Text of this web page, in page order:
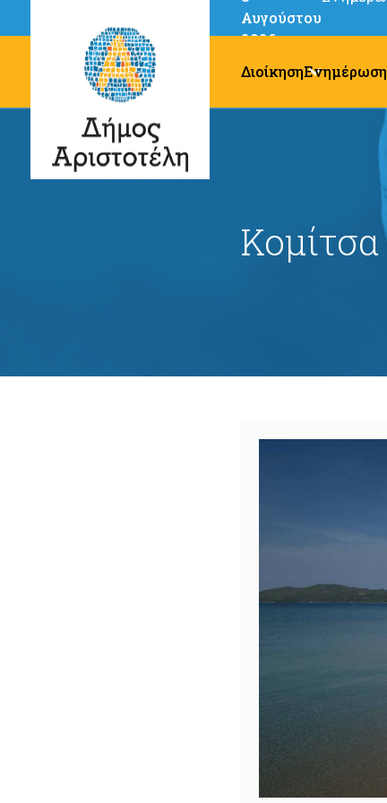
Αυγούστου
2026
ΔιοίκησηΕνημέρωση
Κομίτσα